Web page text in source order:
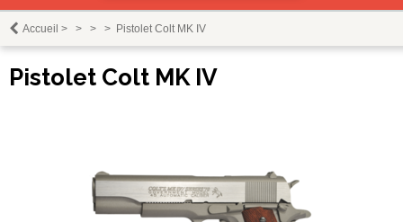
Accueil > > > > Pistolet Colt MK IV
Pistolet Colt MK IV